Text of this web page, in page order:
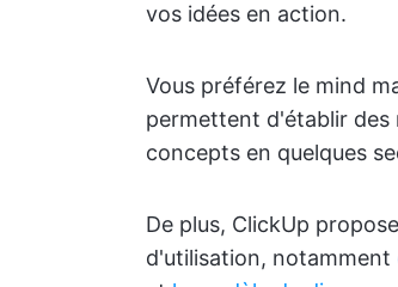
vos idées en action.
Vous préférez le mind
permettent d'établir des
concepts en quelques
De plus, ClickUp
d'utilisation, notamment